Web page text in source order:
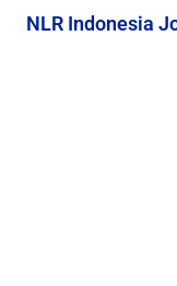
NLR Indonesia